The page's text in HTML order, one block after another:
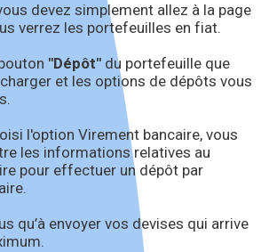
devez simplement allez à la page
verrez les portefeuilles en fiat.
"Dépôt" du portefeuille que
et les options de dépôts vous
l'option Virement bancaire, vous
les informations relatives au
pour effectuer un dépôt par
qu’à envoyer vos devises qui arrive